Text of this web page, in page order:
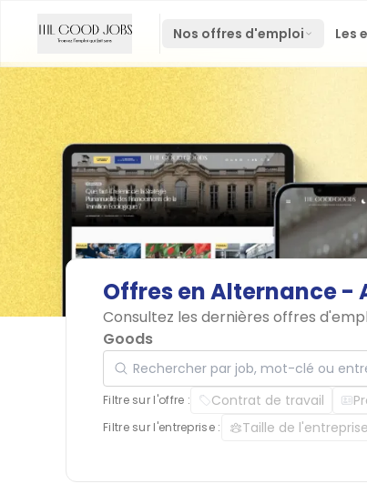
Nos offres d'emploi Les
Offres enAlternance-
Consultez les dernières offres
Goods
Rechercher par job, mot-clé ou
Filtre sur l'offre : Contrat de travail
Filtre sur l'entreprise : Taille de l'entreprise